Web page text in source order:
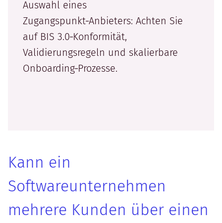
Auswahl eines
Zugangspunkt‑Anbieters: Achten Sie
auf BIS 3.0‑Konformität,
Validierungsregeln und skalierbare
Onboarding‑Prozesse.
Kann ein
Softwareunternehmen
mehrere Kunden über einen